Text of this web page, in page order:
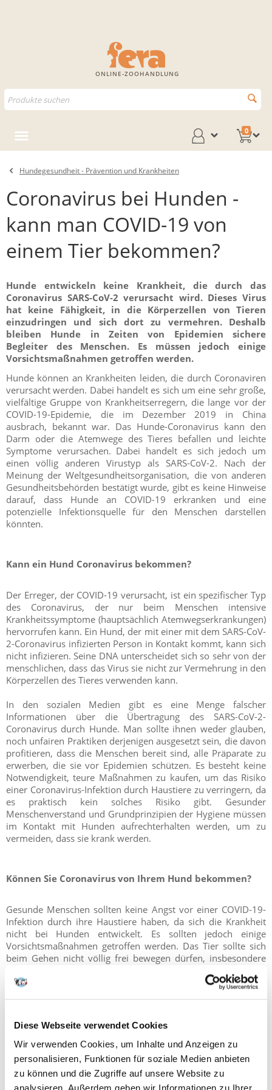
Diese Webseite verwendet Cookies
Wir verwenden Cookies, um Inhalte und Anzeigen zu
personalisieren, Funktionen für soziale Medien anbieten
zu können und die Zugriffe auf unsere Website zu
analysieren. Außerdem geben wir Informationen zu Ihrer
ONLINE-ZOOHANDLUNG
0
Hundegesundheit - Prävention und Krankheiten
Coronavirus bei Hunden -
kann man COVID-19 von
einem Tier bekommen?
Hunde entwickeln keine Krankheit, die durch das
Coronavirus SARS-CoV-2 verursacht wird. Dieses Virus
hat keine Fähigkeit, in die Körperzellen von Tieren
einzudringen und sich dort zu vermehren. Deshalb
bleiben Hunde in Zeiten von Epidemien sichere
Begleiter des Menschen. Es müssen jedoch einige
Vorsichtsmaßnahmen getroffen werden.
Hunde können an Krankheiten leiden, die durch Coronaviren
verursacht werden. Dabei handelt es sich um eine sehr große,
vielfältige Gruppe von Krankheitserregern, die lange vor der
COVID-19-Epidemie, die im Dezember 2019 in China
ausbrach, bekannt war. Das Hunde-Coronavirus kann den
Darm oder die Atemwege des Tieres befallen und leichte
Symptome verursachen. Dabei handelt es sich jedoch um
einen völlig anderen Virustyp als SARS-CoV-2. Nach der
Meinung der Weltgesundheitsorganisation, die von anderen
Gesundheitsbehörden bestätigt wurde, gibt es keine Hinweise
darauf, dass Hunde an COVID-19 erkranken und eine
potenzielle Infektionsquelle für den Menschen darstellen
könnten.
Kann ein Hund Coronavirus bekommen?
Der Erreger, der COVID-19 verursacht, ist ein spezifischer Typ
des Coronavirus, der nur beim Menschen intensive
Krankheitssymptome (hauptsächlich Atemwegserkrankungen)
hervorrufen kann. Ein Hund, der mit einer mit dem SARS-CoV-
2-Coronavirus infizierten Person in Kontakt kommt, kann sich
nicht infizieren. Seine DNA unterscheidet sich so sehr von der
menschlichen, dass das Virus sie nicht zur Vermehrung in den
Körperzellen des Tieres verwenden kann.
In den sozialen Medien gibt es eine Menge falscher
Informationen über die Übertragung des SARS-CoV-2-
Coronavirus durch Hunde. Man sollte ihnen weder glauben,
noch unfairen Praktiken derjenigen ausgesetzt sein, die davon
profitieren, dass die Menschen bereit sind, alle Präparate zu
erwerben, die sie vor Epidemien schützen. Es besteht keine
Notwendigkeit, teure Maßnahmen zu kaufen, um das Risiko
einer Coronavirus-Infektion durch Haustiere zu verringern, da
es praktisch kein solches Risiko gibt. Gesunder
Menschenverstand und Grundprinzipien der Hygiene müssen
im Kontakt mit Hunden aufrechterhalten werden, um zu
vermeiden, dass sie krank werden.
Können Sie Coronavirus von Ihrem Hund bekommen?
Gesunde Menschen sollten keine Angst vor einer COVID-19-
Infektion durch ihre Haustiere haben, da sich die Krankheit
nicht bei Hunden entwickelt. Es sollten jedoch einige
Vorsichtsmaßnahmen getroffen werden. Das Tier sollte sich
beim Gehen nicht völlig frei bewegen dürfen, insbesondere
unbekannt ist, vermieden werden. Nach dem Streicheln des
Vorsichtsmaßnahmen empfohlen?
Unter günstigen Bedingungen kann das SARS-CoV-2-
Coronavirus außerhalb des menschlichen Körpers mehrere
Dutzend Minuten überleben. Wenn Ihr Hund direkten Kontakt
mit einer infizierten Person hat (z.B. in einem Raum, in dem